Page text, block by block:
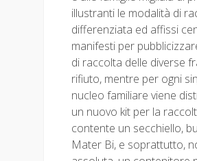
illustranti le modalità di
differenziata ed affissi
manifesti per
di raccolta delle diverse
rifiuto, mentre per ogni
nucleo familiare viene
un nuovo kit per la
contente un secchiello,
Mater Bi, e soprattutto,